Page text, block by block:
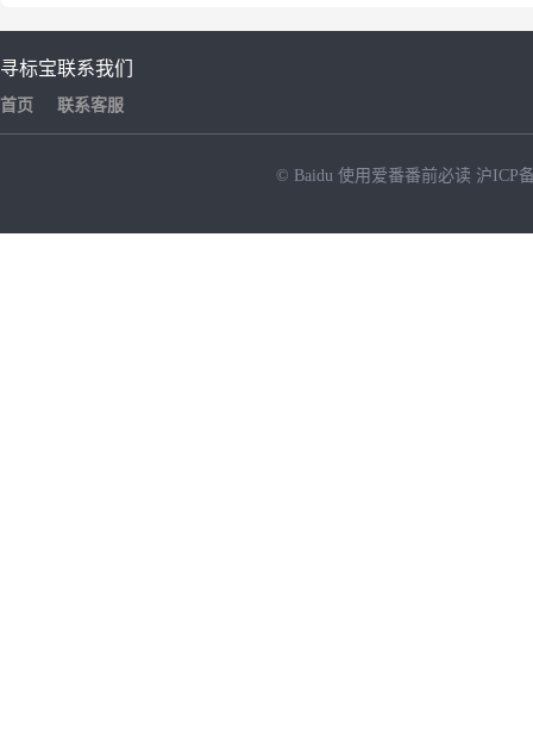
寻标宝
首页
联系我们
联系客服
© Baidu 使用爱番番前必读 沪ICP